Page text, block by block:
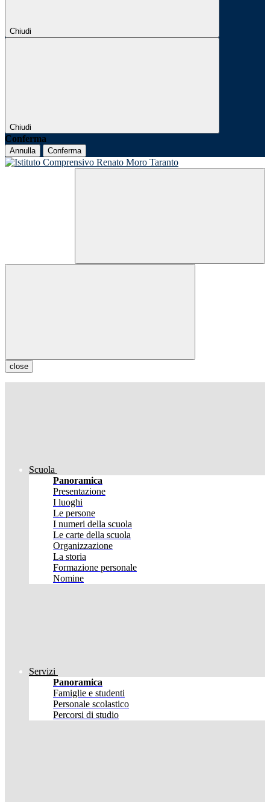
Chiudi
Chiudi
Conferma
Annulla Conferma
close
Scuola
Panoramica
Presentazione
I luoghi
Le persone
I numeri della scuola
Le carte della scuola
Organizzazione
La storia
Formazione personale
Nomine
Servizi
Panoramica
Famiglie e studenti
Personale scolastico
Percorsi di studio